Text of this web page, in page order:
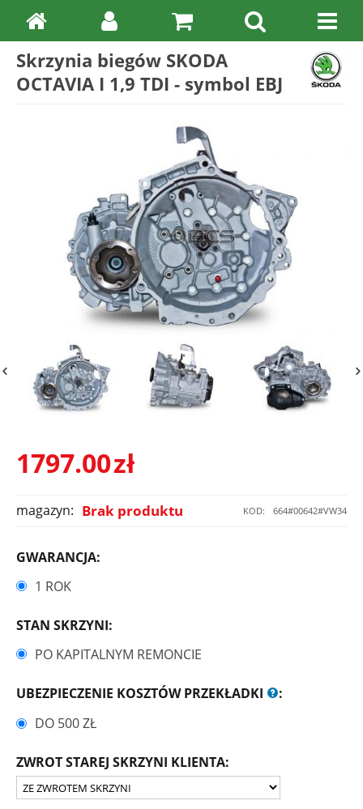
Skrzynia biegów SKODA
OCTAVIA I 1,9 TDI - symbol EBJ
1797.00zł
KOD: 664#00642#VW34
magazyn: Brak produktu
GWARANCJA:
1 ROK
STAN SKRZYNI:
PO KAPITALNYM REMONCIE
UBEZPIECZENIE KOSZTÓW PRZEKŁADKI
:
DO 500 ZŁ
ZWROT STAREJ SKRZYNI KLIENTA: